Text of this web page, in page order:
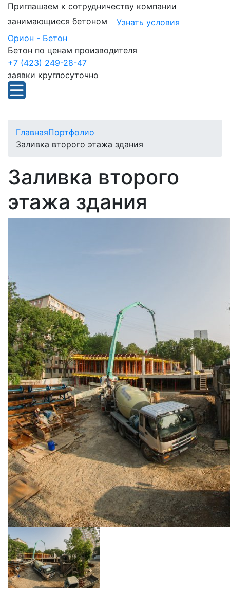
Приглашаем к сотрудничеству компании
занимающиеся бетоном
Узнать условия
Орион - Бетон
Бетон по ценам производителя
+7 (423) 249-28-47
заявки круглосуточно
ГлавнаяПортфолио
Заливка второго этажа здания
Заливка второго
этажа здания